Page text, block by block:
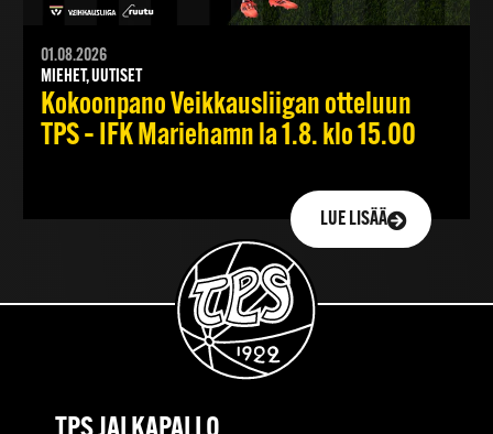
01.08.2026
MIEHET, UUTISET
Kokoonpano Veikkausliigan otteluun
TPS – IFK Mariehamn la 1.8. klo 15.00
LUE LISÄÄ